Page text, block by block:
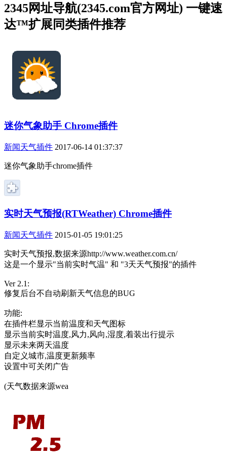
2345网址导航(2345.com官方网址) 一键速
达™扩展同类插件推荐
迷你气象助手 Chrome插件
新闻天气插件 2017-06-14 01:37:37
迷你气象助手chrome插件
实时天气预报(RTWeather) Chrome插件
新闻天气插件 2015-01-05 19:01:25
实时天气预报,数据来源http://www.weather.com.cn/
这是一个显示"当前实时气温" 和 "3天天气预报"的插件
Ver 2.1:
修复后台不自动刷新天气信息的BUG
功能:
在插件栏显示当前温度和天气图标
显示当前实时温度,风力,风向,湿度,着装出行提示
显示未来两天温度
自定义城市,温度更新频率
设置中可关闭广告
(天气数据来源wea